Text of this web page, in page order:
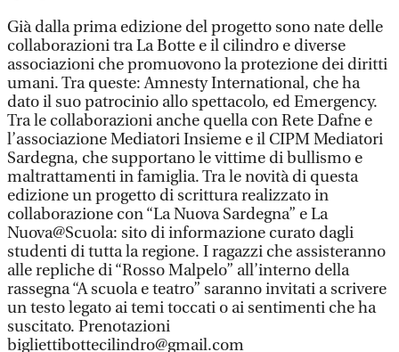
Già dalla prima edizione del progetto sono nate delle
collaborazioni tra La Botte e il cilindro e diverse
associazioni che promuovono la protezione dei diritti
umani. Tra queste: Amnesty International, che ha
dato il suo patrocinio allo spettacolo, ed Emergency.
Tra le collaborazioni anche quella con Rete Dafne e
l’associazione Mediatori Insieme e il CIPM Mediatori
Sardegna, che supportano le vittime di bullismo e
maltrattamenti in famiglia. Tra le novità di questa
edizione un progetto di scrittura realizzato in
collaborazione con “La Nuova Sardegna” e La
Nuova@Scuola: sito di informazione curato dagli
studenti di tutta la regione. I ragazzi che assisteranno
alle repliche di “Rosso Malpelo” all’interno della
rassegna “A scuola e teatro” saranno invitati a scrivere
un testo legato ai temi toccati o ai sentimenti che ha
suscitato. Prenotazioni
bigliettibottecilindro@gmail.com